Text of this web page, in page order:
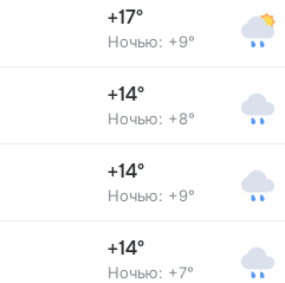
+17°
Ночью: +9°
+14°
Ночью: +8°
+14°
Ночью: +9°
+14°
Ночью: +7°